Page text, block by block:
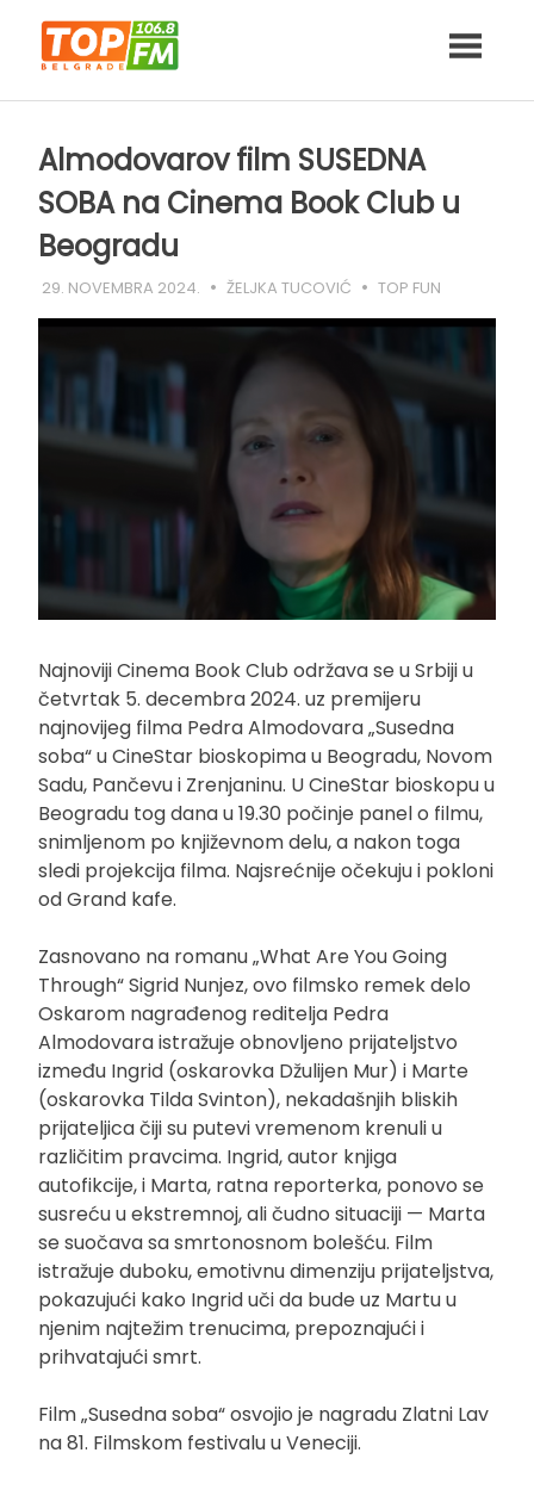
content
Almodovarov film SUSEDNA
SOBA na Cinema Book Club u
Beogradu
29. NOVEMBRA 2024. ŽELJKA TUCOVIĆ TOP FUN
Najnoviji Cinema Book Club održava se u Srbiji u
četvrtak 5. decembra 2024. uz premijeru
najnovijeg filma Pedra Almodovara „Susedna
soba“ u CineStar bioskopima u Beogradu, Novom
Sadu, Pančevu i Zrenjaninu. U CineStar bioskopu u
Beogradu tog dana u 19.30 počinje panel o filmu,
snimljenom po književnom delu, a nakon toga
sledi projekcija filma. Najsrećnije očekuju i pokloni
od Grand kafe.
Zasnovano na romanu „What Are You Going
Through“ Sigrid Nunjez, ovo filmsko remek delo
Oskarom nagrađenog reditelja Pedra
Almodovara istražuje obnovljeno prijateljstvo
između Ingrid (oskarovka Džulijen Mur) i Marte
(oskarovka Tilda Svinton), nekadašnjih bliskih
prijateljica čiji su putevi vremenom krenuli u
različitim pravcima. Ingrid, autor knjiga
autofikcije, i Marta, ratna reporterka, ponovo se
susreću u ekstremnoj, ali čudno situaciji — Marta
se suočava sa smrtonosnom bolešću. Film
istražuje duboku, emotivnu dimenziju prijateljstva,
pokazujući kako Ingrid uči da bude uz Martu u
njenim najtežim trenucima, prepoznajući i
prihvatajući smrt.
Film „Susedna soba“ osvojio je nagradu Zlatni Lav
na 81. Filmskom festivalu u Veneciji.